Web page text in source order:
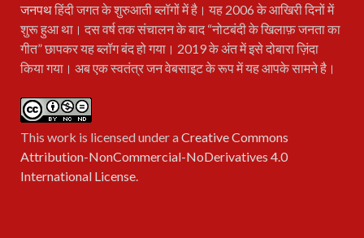
जनपथहिंदी जगत के शुरुआती ब्लॉगों में है। यह 2006 के आखिरी दिनों में
शुरू हुआ था। दस वर्ष तक संचालन के बाद “नोटबंदी के खिलाफ़ जनता का
गीत” छापकर यह ब्लॉग बंद हो गया। 2019 के अंत में इसे दोबारा ज़िंदा
किया गया। अब एक स्वतंत्र जन वेबसाइट के रूप में यह आपके सामने है।
This work is licensed under aCreative Commons
Attribution-NonCommercial-NoDerivatives 4.0
International License.